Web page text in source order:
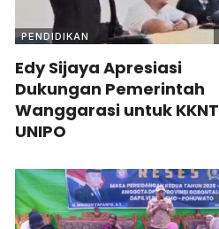
PENDIDIKAN
Edy Sijaya Apresiasi
Dukungan Pemerintah
Wanggarasi untuk KKNT
UNIPO